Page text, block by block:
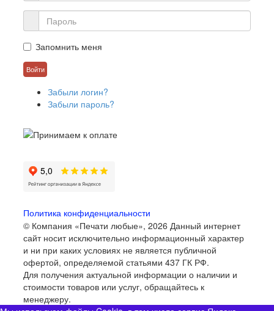
Запомнить меня
Забыли логин?
Забыли пароль?
Политика конфиденциальности
© Компания «Печати любые», 2026 Данный интернет
сайт носит исключительно информационный характер
и ни при каких условиях не является публичной
офертой, определяемой статьями 437 ГК РФ.
Для получения актуальной информации о наличии и
стоимости товаров или услуг, обращайтесь к
менеджеру.